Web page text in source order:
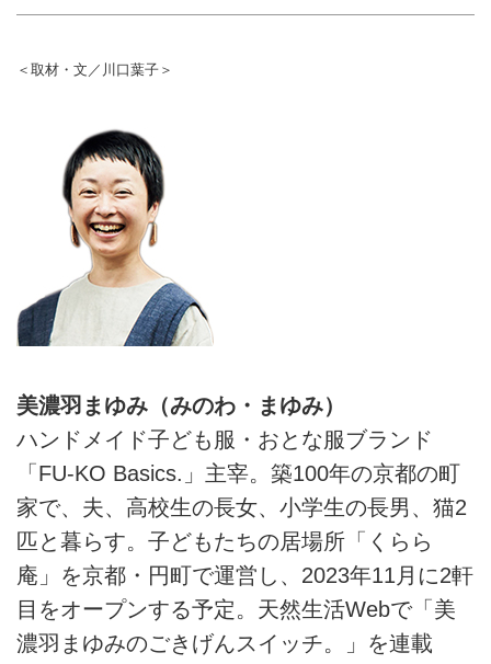
じめご了承ください。
＜取材・文／川口葉子＞
美濃羽まゆみ（みのわ・まゆみ）
ハンドメイド子ども服・おとな服ブランド
「FU-KO Basics.」主宰。築100年の京都の町
家で、夫、高校生の長女、小学生の長男、猫2
匹と暮らす。子どもたちの居場所「くらら
庵」を京都・円町で運営し、2023年11月に2軒
目をオープンする予定。天然生活Webで「美
濃羽まゆみのごきげんスイッチ。」を連載